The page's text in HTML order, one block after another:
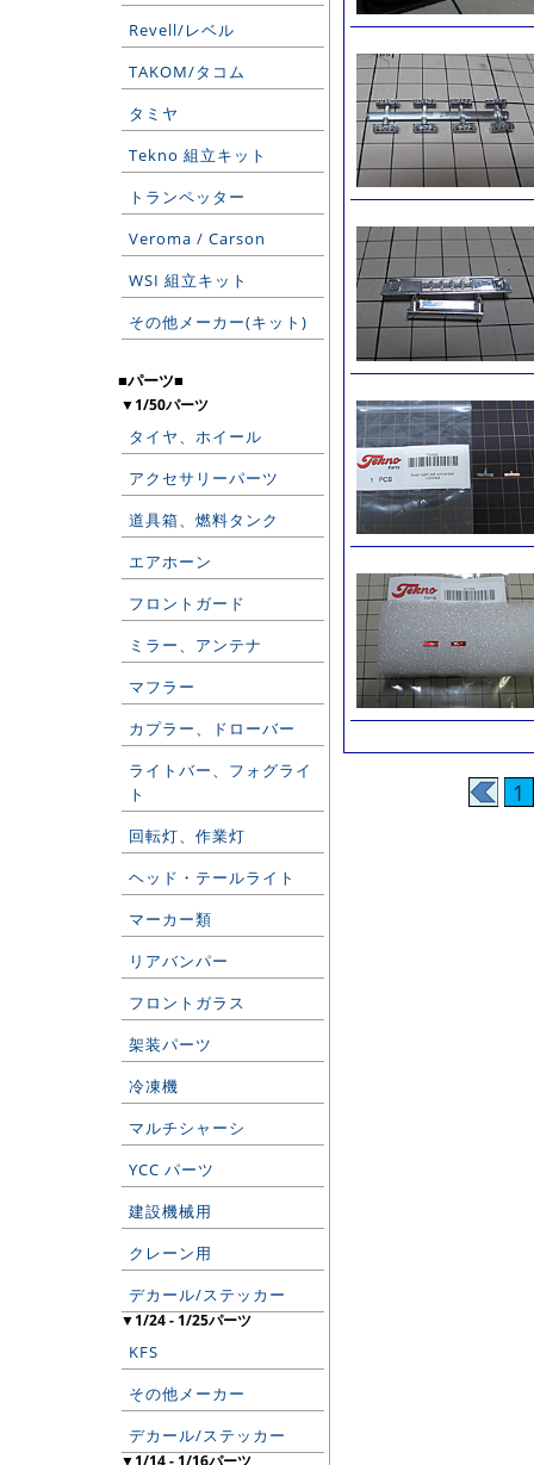
Revell/レベル
TAKOM/タコム
タミヤ
Tekno 組立キット
トランペッター
Veroma / Carson
WSI 組立キット
その他メーカー(キット)
■パーツ■
▼1/50パーツ
タイヤ、ホイール
アクセサリーパーツ
道具箱、燃料タンク
エアホーン
フロントガード
ミラー、アンテナ
マフラー
カプラー、ドローバー
ライトバー、フォグライ
ト
回転灯、作業灯
ヘッド・テールライト
マーカー類
リアバンパー
フロントガラス
架装パーツ
冷凍機
マルチシャーシ
YCC パーツ
建設機械用
クレーン用
デカール/ステッカー
▼1/24 - 1/25パーツ
KFS
その他メーカー
デカール/ステッカー
▼1/14 - 1/16パーツ
1